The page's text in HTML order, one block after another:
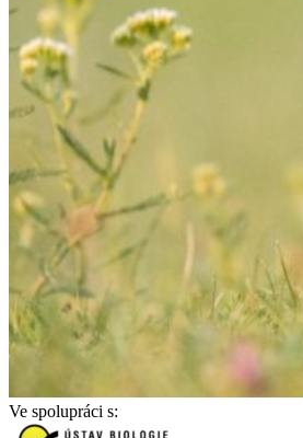
Ve spolupráci s: